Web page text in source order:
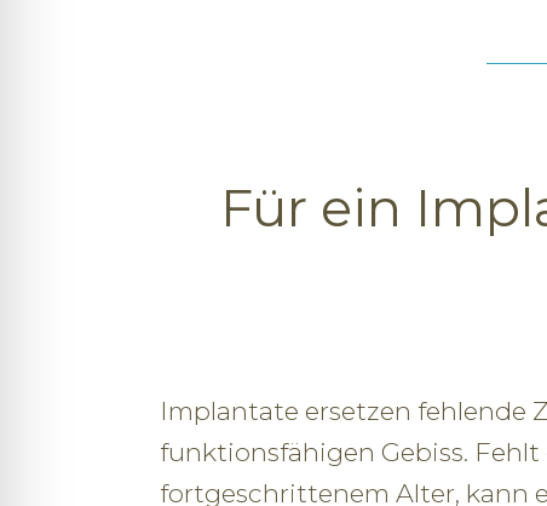
Für ein
Implantate ersetzen fehlende
funktionsfähigen Gebiss.
fortgeschrittenem Alter, kann